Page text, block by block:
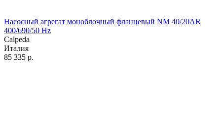
Насосный агрегат моноблочный фланцевый NM 40/20AR
400/690/50 Hz
Calpeda
Италия
85 335 р.